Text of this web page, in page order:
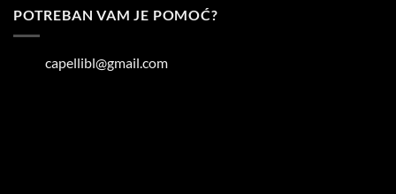
POTREBAN VAM JE POMOĆ?
capellibl@gmail.com